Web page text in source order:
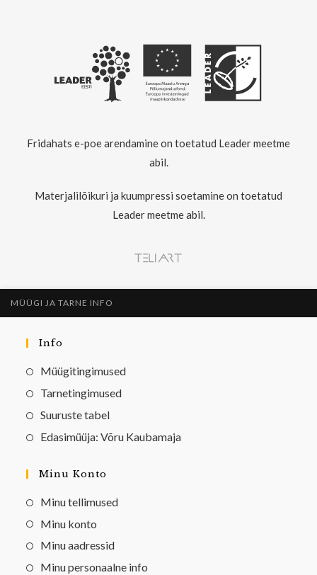
Fridahats e-poe arendamine on toetatud Leader meetme
abil.
Materjalilõikuri ja kuumpressi soetamine on toetatud
Leader meetme abil.
MÜÜGI JA TARNE INFO
Info
Müügitingimused
Tarnetingimused
Suuruste tabel
Edasimüüja: Võru Kaubamaja
Minu Konto
Minu tellimused
Minu konto
Minu aadressid
Minu personaalne info